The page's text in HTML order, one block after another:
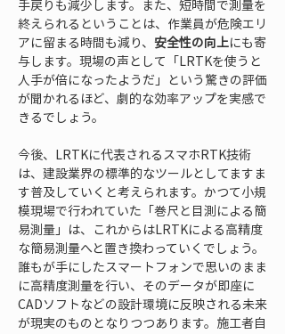
手戻りも減少します。また、短時間で測量を
終えられるということは、作業員が危険エリ
アに留まる時間も減り、 安全性の向上にも寄
与します。現場の声として「LRTKを使うと
人手が倍になったようだ」という驚きの評価
が聞かれるほど、劇的な効率アップを実感で
きるでしょう。
今後、LRTKに代表されるスマホRTK技術
は、建設業界の標準的なツールとしてますま
す普及していくと考えられます。かつて小規
模現場で行われていた「巻尺と目測による簡
易測量」は、これからはLRTKによる高精度
な簡易測量へと置き換わっていくでしょう。
誰もが手にしたスマートフォンで思いのまま
に高精度測量を行い、そのデータが即座に
CADソフトなどの設計環境に反映される未来
が現実のものとなりつつあります。施工者自